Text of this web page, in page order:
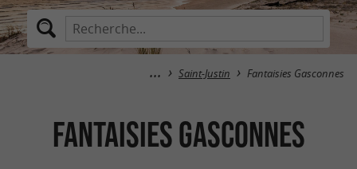
Saint-Justin Fantaisies Gasconnes
Fantaisies Gasconnes